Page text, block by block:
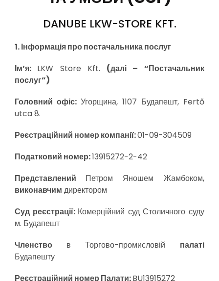
DANUBE LKW-STORE KFT.
1. Інформація про постачальника послуг
Ім’я: LKW Store Kft. (далі – “Постачальник
послуг”)
Головний офіс: Угорщина, 1107 Будапешт, Fertő
utca 8.
Реєстраційний номер компанії:01-09-304509
Податковий номер:13915272-2-42
Представлений Петром Яношем Жамбоком,
виконавчим директором
Суд реєстрації: Комерційний суд Столичного суду
м. Будапешт
Членство в Торгово-промисловій палаті
Будапешту
Реєстраційний номер Палати:BU13915272